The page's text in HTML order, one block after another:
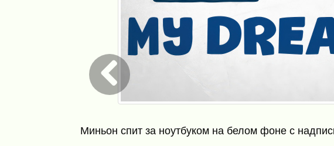
Миньон спит за ноутбуком на белом фоне с